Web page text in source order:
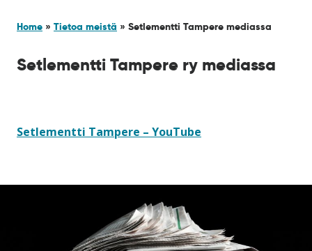
Home » Tietoa meistä » Setlementti Tampere mediassa
Setlementti Tampere ry mediassa
Setlementti Tampere – YouTube